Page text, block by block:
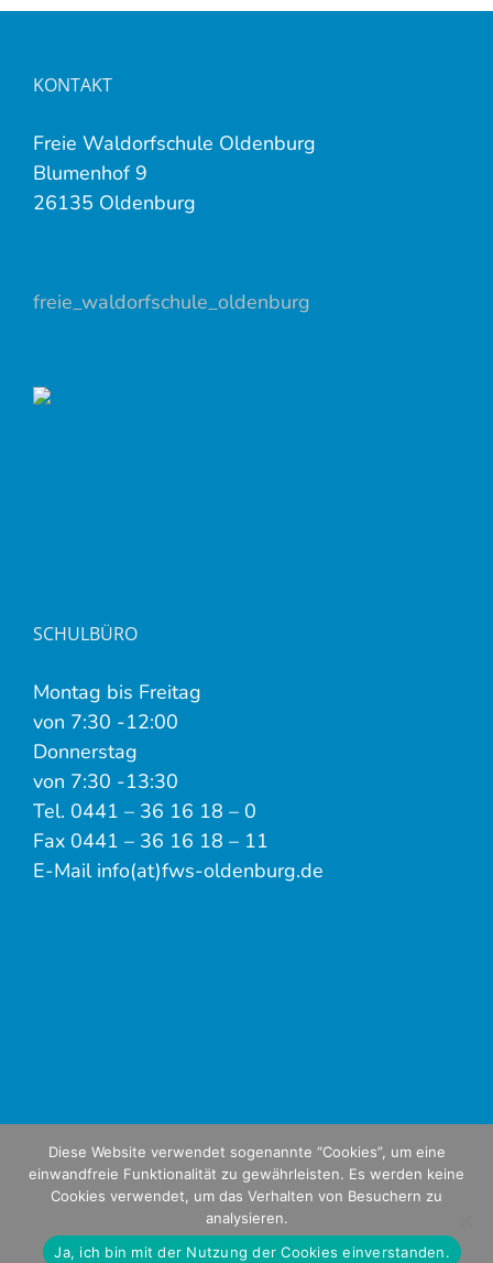
KONTAKT
Freie Waldorfschule Oldenburg
Blumenhof 9
26135 Oldenburg
freie_waldorfschule_oldenburg
SCHULBÜRO
Montag bis Freitag
von 7:30 -12:00
Donnerstag
von 7:30 -13:30
Tel. 0441 – 36 16 18 – 0
Fax 0441 – 36 16 18 – 11
E-Mail info(at)fws-oldenburg.de
Diese Website verwendet sogenannte “Cookies”, um eine
einwandfreie Funktionalität zu gewährleisten. Es werden keine
Cookies verwendet, um das Verhalten von Besuchern zu
analysieren.
Ja, ich bin mit der Nutzung der Cookies einverstanden.